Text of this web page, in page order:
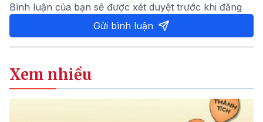
Bình luận của bạn sẽ được xét duyệt trước khi đăng
Gửi bình luận
Xem nhiều